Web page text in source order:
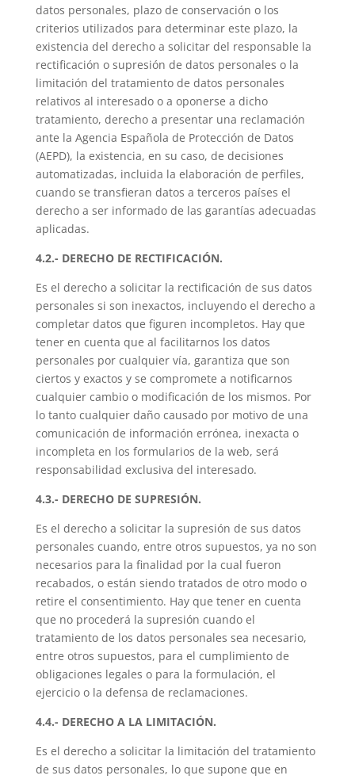
datos personales, plazo de conservación o los
criterios utilizados para determinar este plazo, la
existencia del derecho a solicitar del responsable la
rectificación o supresión de datos personales o la
limitación del tratamiento de datos personales
relativos al interesado o a oponerse a dicho
tratamiento, derecho a presentar una reclamación
ante la Agencia Española de Protección de Datos
(AEPD), la existencia, en su caso, de decisiones
automatizadas, incluida la elaboración de perfiles,
cuando se transfieran datos a terceros países el
derecho a ser informado de las garantías adecuadas
aplicadas.
4.2.- DERECHO DE RECTIFICACIÓN.
Es el derecho a solicitar la rectificación de sus datos
personales si son inexactos, incluyendo el derecho a
completar datos que figuren incompletos. Hay que
tener en cuenta que al facilitarnos los datos
personales por cualquier vía, garantiza que son
ciertos y exactos y se compromete a notificarnos
cualquier cambio o modificación de los mismos. Por
lo tanto cualquier daño causado por motivo de una
comunicación de información errónea, inexacta o
incompleta en los formularios de la web, será
responsabilidad exclusiva del interesado.
4.3.- DERECHO DE SUPRESIÓN.
Es el derecho a solicitar la supresión de sus datos
personales cuando, entre otros supuestos, ya no son
necesarios para la finalidad por la cual fueron
recabados, o están siendo tratados de otro modo o
retire el consentimiento. Hay que tener en cuenta
que no procederá la supresión cuando el
tratamiento de los datos personales sea necesario,
entre otros supuestos, para el cumplimiento de
obligaciones legales o para la formulación, el
ejercicio o la defensa de reclamaciones.
4.4.- DERECHO A LA LIMITACIÓN.
Es el derecho a solicitar la limitación del tratamiento
de sus datos personales, lo que supone que en